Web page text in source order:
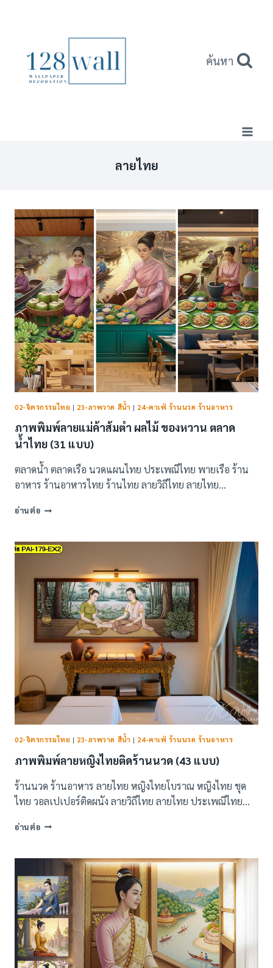
ค้นหา
ลายไทย
02-จิตรกรรมไทย | 23-ภาพวาด สีน้ำ | 24-คาเฟ่ ร้านนวด ร้านอาหาร
ภาพพิมพ์ลายแม่ค้าส้มตำ ผลไม้ ของหวาน ตลาด
น้ำไทย (31 แบบ)
ตลาดน้ำ ตลาดเรือ นวดแผนไทย ประเพณีไทย พายเรือ ร้าน
อาหาร ร้านอาหารไทย ร้านไทย ลายวิถีไทย ลายไทย…
อ่านต่อภาพ
แม่ค้า
ส้มตำ
ไม้
ของ
หวาน
ตลาด
น้ำไทย
(31
02-จิตรกรรมไทย | 23-ภาพวาด สีน้ำ | 24-คาเฟ่ ร้านนวด ร้านอาหาร
ภาพพิมพ์ลายหญิงไทยติดร้านนวด (43 แบบ)
ร้านนวด ร้านอาหาร ลายไทย หญิงไทยโบราณ หญิงไทย ชุด
ไทย วอลเปเปอร์ติดผนัง ลายวิถีไทย ลายไทย ประเพณีไทย…
อ่านต่อภาพ
หญิง
ติด
ร้าน
นวด
(43
แบบ)